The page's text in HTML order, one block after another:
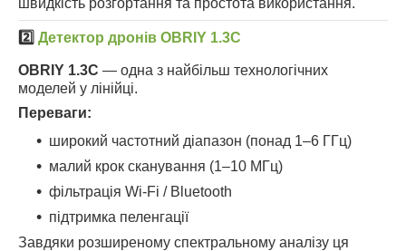
швидкість розгортання та простота використання.
2️⃣ Детектор дронів OBRIY 1.3C
OBRIY 1.3C — одна з найбільш технологічних
моделей у лінійці.
Переваги:
широкий частотний діапазон (понад 1–6 ГГц)
малий крок сканування (1–10 МГц)
фільтрація Wi-Fi / Bluetooth
підтримка пеленгації
Завдяки розширеному спектральному аналізу ця